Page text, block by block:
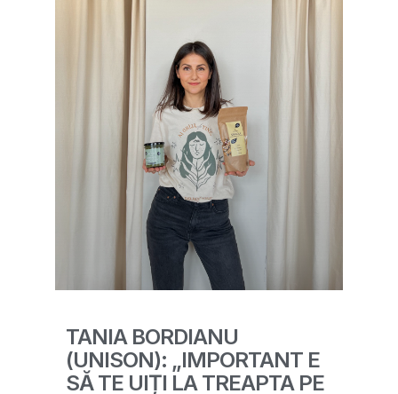
TANIA BORDIANU
(UNISON): „IMPORTANT E
SĂ TE UIȚI LA TREAPTA PE